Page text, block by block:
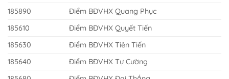
185890
Điểm BĐVHX Quang Phục
185610
Điểm BĐVHX Quyết Tiến
185630
Điểm BĐVHX Tiên Tiến
185640
Điểm BĐVHX Tự Cường